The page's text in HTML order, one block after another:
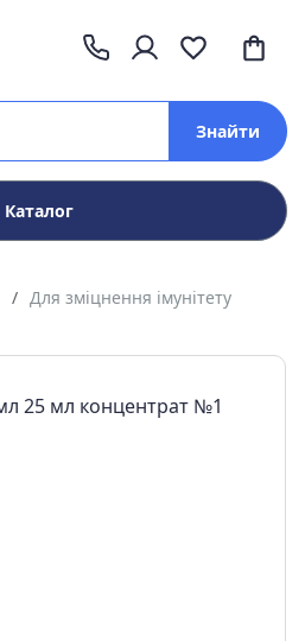
Каталог
Знайти
Для зміцнення імунітету